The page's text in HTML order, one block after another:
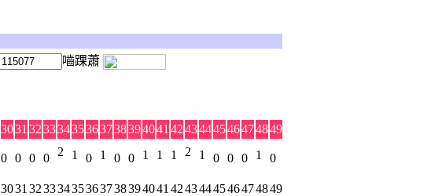
嚙踝蕭
3031 32333435363738394041 4243444546474849
0 0 0 0 2 1 0 1 0 0 1 1 1 2 1 0 0 0 1 0
3031 32333435363738394041 4243444546474849